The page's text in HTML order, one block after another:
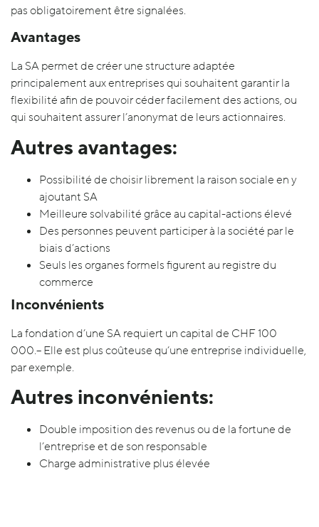
pas obligatoirement être signalées.
Avantages
La SA permet de créer une structure adaptée
principalement aux entreprises qui souhaitent garantir la
flexibilité afin de pouvoir céder facilement des actions, ou
qui souhaitent assurer l’anonymat de leurs actionnaires.
Autres avantages:
Possibilité de choisir librement la raison sociale en y
ajoutant SA
Meilleure solvabilité grâce au capital-actions élevé
Des personnes peuvent participer à la société par le
biais d’actions
Seuls les organes formels figurent au registre du
commerce
Inconvénients
La fondation d’une SA requiert un capital de CHF 100
000.– Elle est plus coûteuse qu’une entreprise individuelle,
par exemple.
Autres inconvénients:
Double imposition des revenus ou de la fortune de
l’entreprise et de son responsable
Charge administrative plus élevée